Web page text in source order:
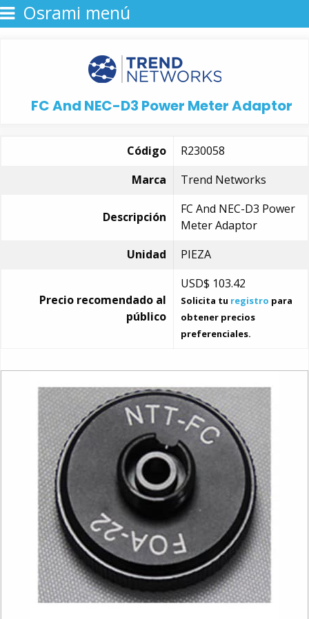
Osrami menú
FC And NEC-D3 Power Meter Adaptor
Código
R230058
Marca
Trend Networks
Descripción
FC And NEC-D3 Power
Meter Adaptor
Unidad
PIEZA
Precio recomendado al
público
USD$ 103.42
Solicita tu registro para
obtener precios
preferenciales.